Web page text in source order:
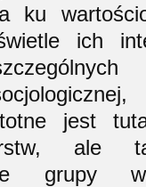
ku
ich
jest
ale
grupy